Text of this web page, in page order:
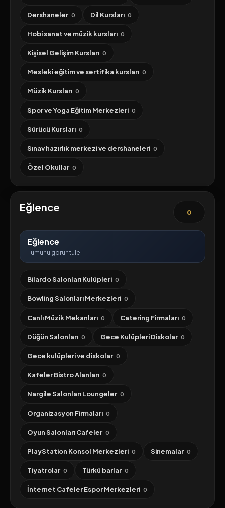
Dershaneler 0 Dil Kursları 0
Hobi sanat ve müzik kursları 0
Kişisel Gelişim Kursları 0
Mesleki eğitim ve sertifika kursları 0
Müzik Kursları 0
Spor ve Yoga Eğitim Merkezleri 0
Sürücü Kursları 0
Sınav hazırlık merkezi ve dershaneleri 0
Özel Okullar 0
Eğlence 0
Eğlence
Tümünü görüntüle
Bilardo Salonları Kulüpleri 0
Bowling Salonları Merkezleri 0
Canlı Müzik Mekanları 0 Catering Firmaları 0
Düğün Salonları 0 Gece Kulüpleri Diskolar 0
Gece kulüpleri ve diskolar 0
Kafeler Bistro Alanları 0
Nargile Salonları Loungeler 0
Organizasyon Firmaları 0
Oyun Salonları Cafeler 0
PlayStation Konsol Merkezleri 0 Sinemalar 0
Tiyatrolar 0 Türkü barlar 0
İnternet Cafeler Espor Merkezleri 0